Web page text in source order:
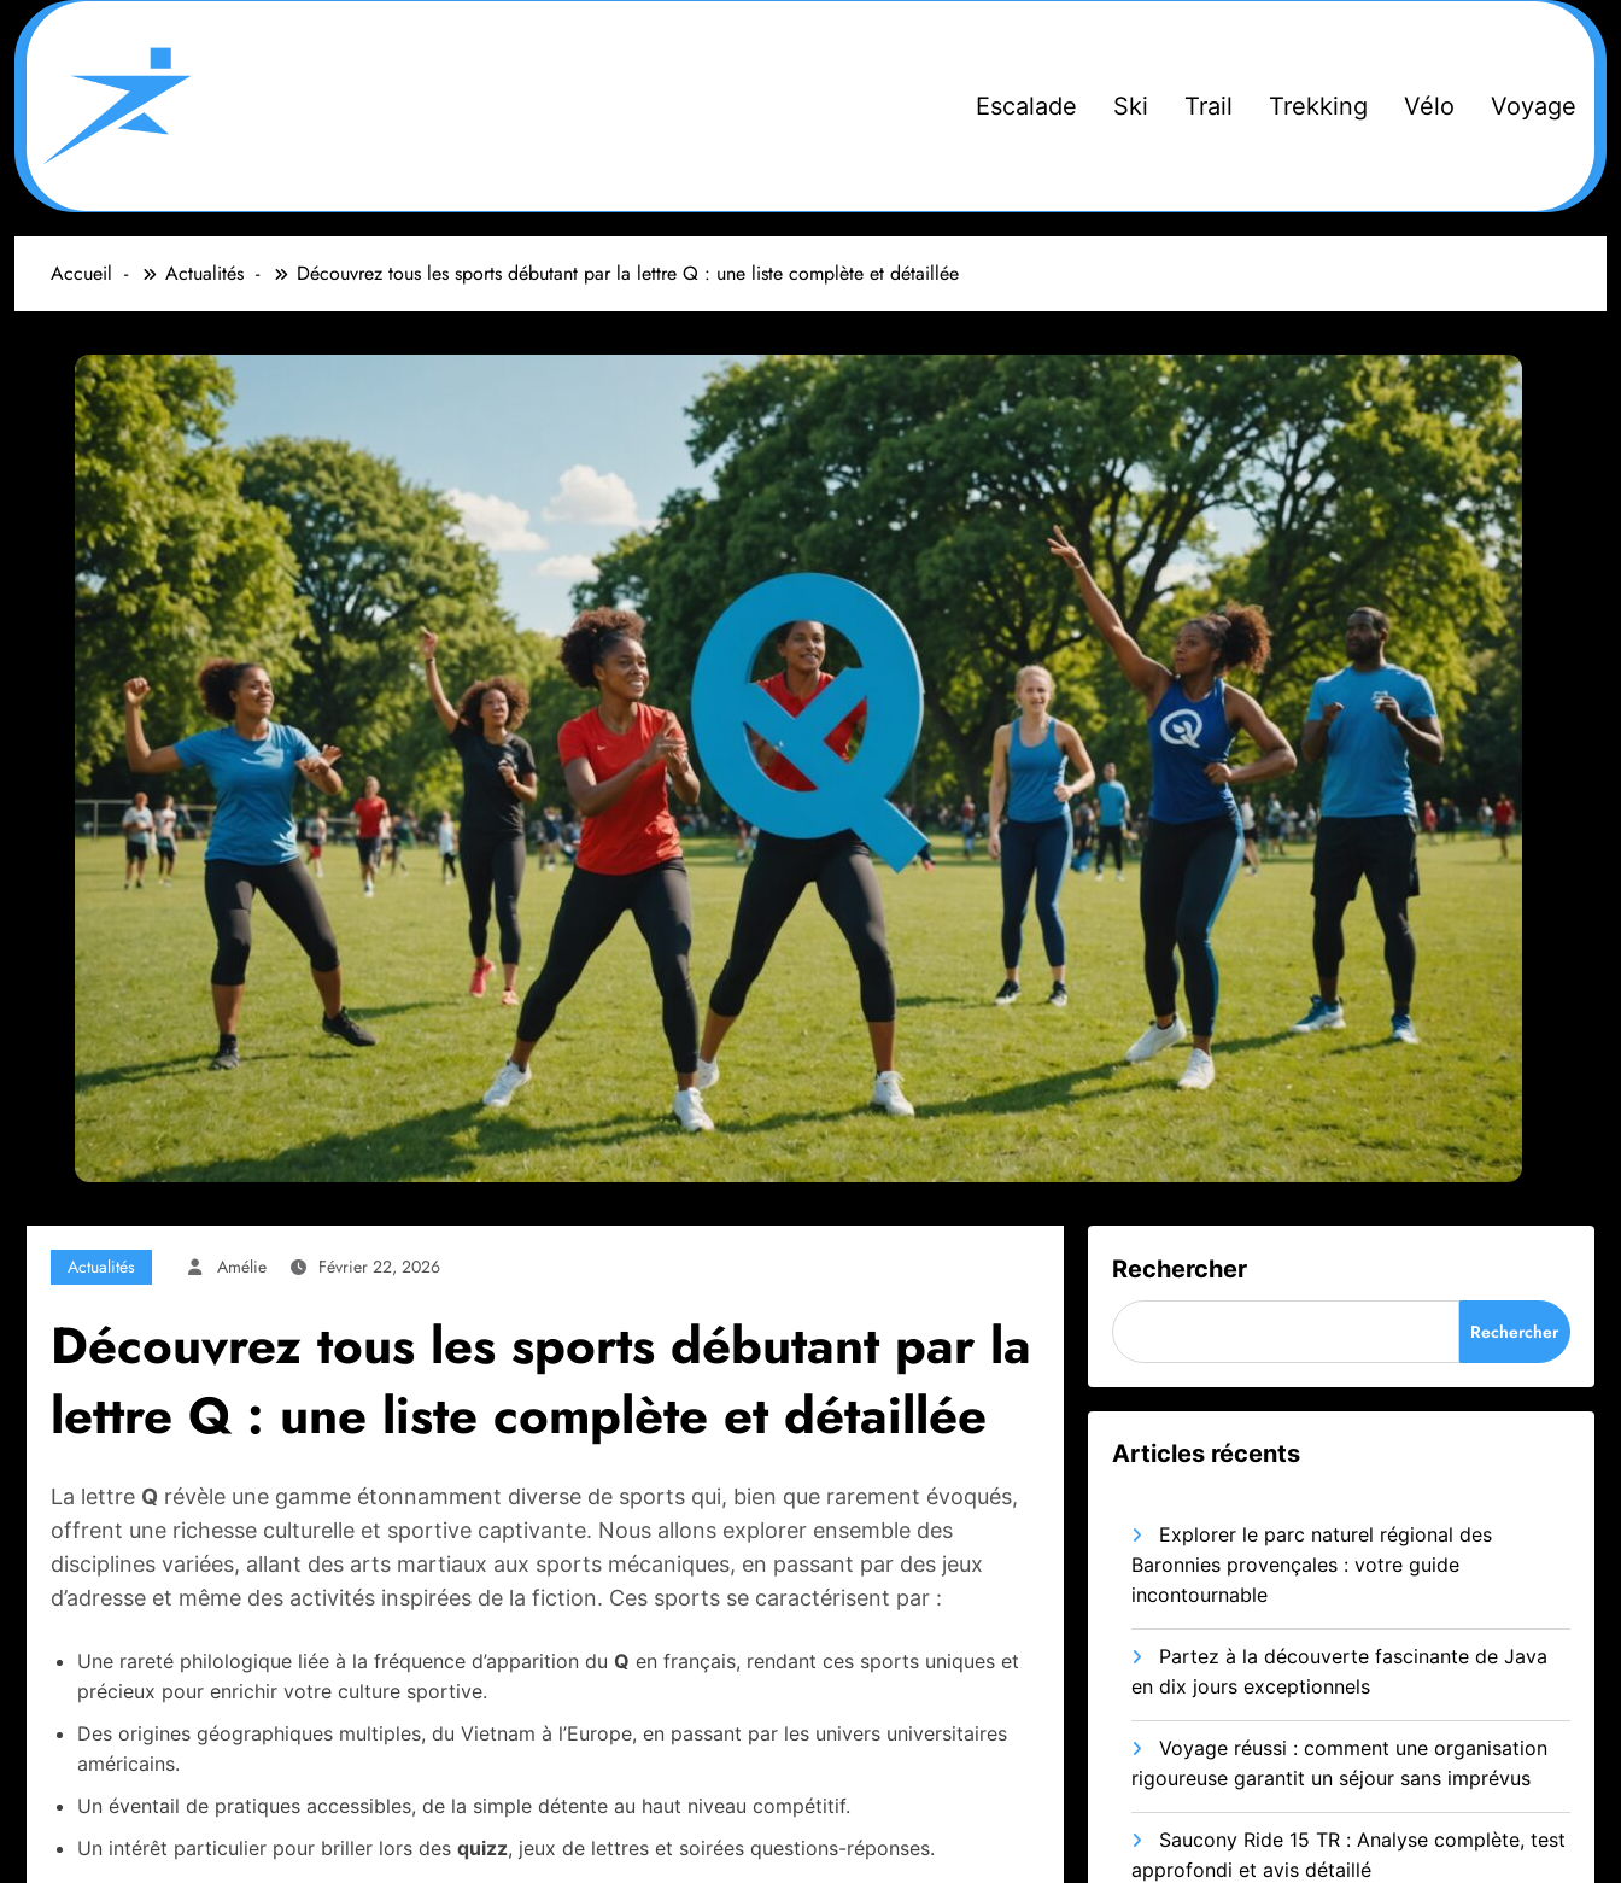
Aller
au
contenu
Escalade Ski Trail Trekking Vélo Voyage
Accueil Actualités Découvrez tous les sports débutant par la lettre Q : une liste complète et détaillée
Actualités Amélie Février 22, 2026
Découvrez tous les sports débutant par la
lettre Q : une liste complète et détaillée
La lettre Q révèle une gamme étonnamment diverse de sports qui, bien que rarement évoqués,
offrent une richesse culturelle et sportive captivante. Nous allons explorer ensemble des
disciplines variées, allant des arts martiaux aux sports mécaniques, en passant par des jeux
d’adresse et même des activités inspirées de la fiction. Ces sports se caractérisent par :
Une rareté philologique liée à la fréquence d’apparition du Q en français, rendant ces sports uniques et
précieux pour enrichir votre culture sportive.
Des origines géographiques multiples, du Vietnam à l’Europe, en passant par les univers universitaires
américains.
Un éventail de pratiques accessibles, de la simple détente au haut niveau compétitif.
Un intérêt particulier pour briller lors des quizz, jeux de lettres et soirées questions-réponses.
Rechercher
Rechercher
Articles récents
Explorer le parc naturel régional des
Baronnies provençales : votre guide
incontournable
Partez à la découverte fascinante de Java
en dix jours exceptionnels
Voyage réussi : comment une organisation
rigoureuse garantit un séjour sans imprévus
Saucony Ride 15 TR : Analyse complète, test
approfondi et avis détaillé